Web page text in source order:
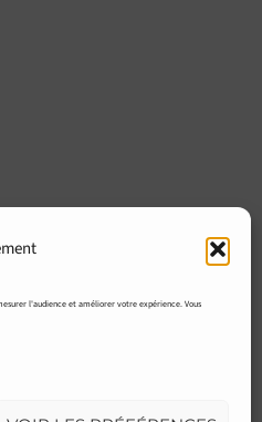
l'audience et améliorer votre expérience. Vous